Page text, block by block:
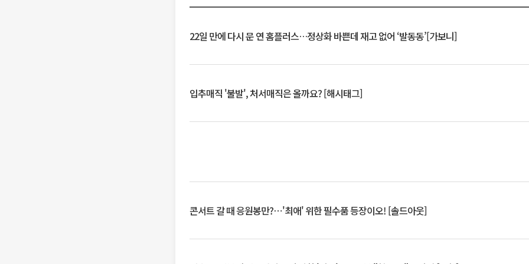
22일 만에 다시 문 연 홈플러스…정상화 바쁜데 재고 없어 ‘발동동’[가보니]
입추매직 '불발', 처서매직은 올까요? [해시태그]
콘서트 갈 때 응원봉만?⋯'최애' 위한 필수품 등장이오! [솔드아웃]